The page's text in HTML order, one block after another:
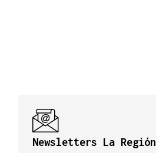
Newsletters La Región